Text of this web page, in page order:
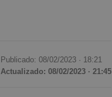
Publicado: 08/02/2023 · 18:21
Actualizado: 08/02/2023 · 21:45